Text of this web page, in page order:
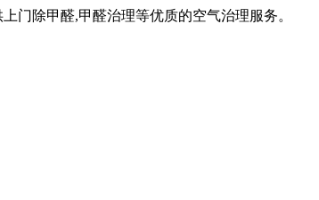
门除甲醛,甲醛治理等优质的空气治理服务。